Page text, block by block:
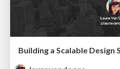
Building a Scalable Design